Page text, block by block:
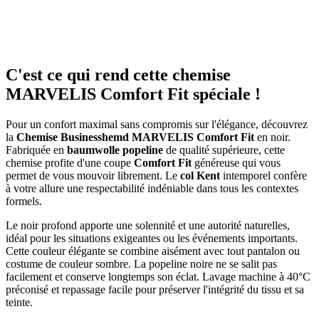
C'est ce qui rend cette chemise
MARVELIS Comfort Fit spéciale !
Pour un confort maximal sans compromis sur l'élégance, découvrez
la Chemise Businesshemd MARVELIS Comfort Fit en noir.
Fabriquée en baumwolle popeline de qualité supérieure, cette
chemise profite d'une coupe Comfort Fit généreuse qui vous
permet de vous mouvoir librement. Le col Kent intemporel confère
à votre allure une respectabilité indéniable dans tous les contextes
formels.
Le noir profond apporte une solennité et une autorité naturelles,
idéal pour les situations exigeantes ou les événements importants.
Cette couleur élégante se combine aisément avec tout pantalon ou
costume de couleur sombre. La popeline noire ne se salit pas
facilement et conserve longtemps son éclat. Lavage machine à 40°C
préconisé et repassage facile pour préserver l'intégrité du tissu et sa
teinte.